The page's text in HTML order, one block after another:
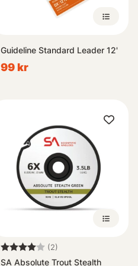
Guideline Standard Leader 12'
99 kr
Betyg: (2)
SA Absolute Trout Stealth